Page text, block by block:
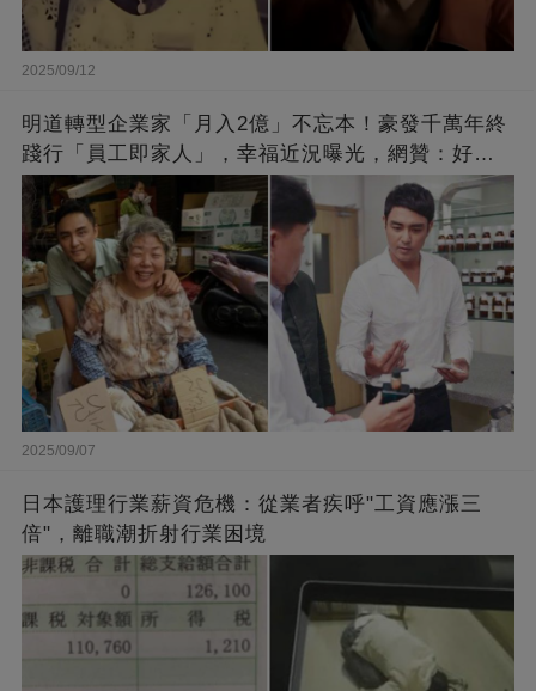
2025/09/12
明道轉型企業家「月入2億」不忘本！豪發千萬年終
踐行「員工即家人」，幸福近況曝光，網贊：好老
闆的福報
2025/09/07
日本護理行業薪資危機：從業者疾呼"工資應漲三
倍"，離職潮折射行業困境